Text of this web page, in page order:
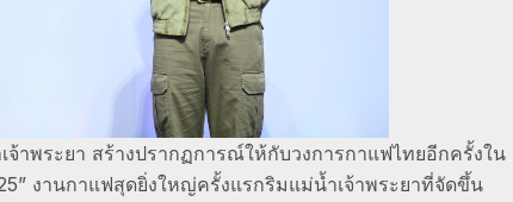
าพระยา สร้างปรากฏการณ์ให้กับวงการกาแฟไทยอีกครั้งใน
งานกาแฟสุดยิ่งใหญ่ครั้งแรกริมแม่น้ำเจ้าพระยาที่จัดขึ้น